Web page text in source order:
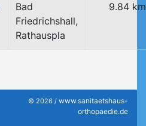
Bad
Friedrichshall,
Rathauspla
9.84 km
© 2026 / www.sanitaetshaus-
orthopaedie.de